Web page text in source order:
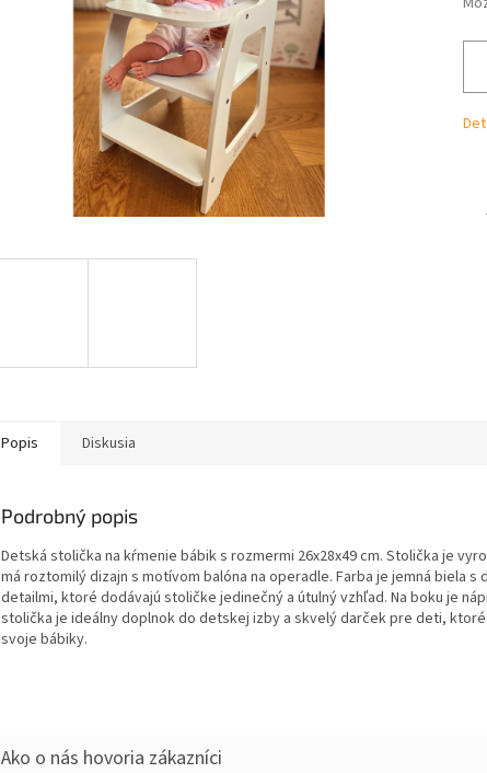
Popis Diskusia
Podrobný popis
Detská stolička na kŕmenie bábik s rozmermi 26x28x49 cm. Stolička je
má roztomilý dizajn s motívom balóna na operadle. Farba je jemná biela s
detailmi, ktoré dodávajú stoličke jedinečný a útulný vzhľad. Na boku je
stolička je ideálny doplnok do detskej izby a skvelý darček pre deti,
svoje bábiky.